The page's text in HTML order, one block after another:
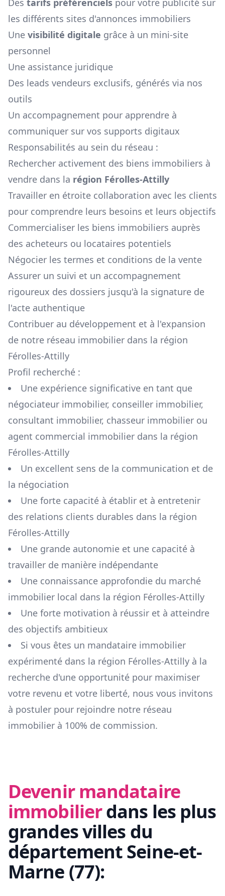
Des tarifs préférenciels pour votre publicité sur
les différents sites d'annonces immobiliers
Une visibilité digitale grâce à un mini-site
personnel
Une assistance juridique
Des leads vendeurs exclusifs, générés via nos
outils
Un accompagnement pour apprendre à
communiquer sur vos supports digitaux
Responsabilités au sein du réseau :
Rechercher activement des biens immobiliers à
vendre dans la région Férolles-Attilly
Travailler en étroite collaboration avec les clients
pour comprendre leurs besoins et leurs objectifs
Commercialiser les biens immobiliers auprès
des acheteurs ou locataires potentiels
Négocier les termes et conditions de la vente
Assurer un suivi et un accompagnement
rigoureux des dossiers jusqu'à la signature de
l'acte authentique
Contribuer au développement et à l'expansion
de notre réseau immobilier dans la région
Férolles-Attilly
Profil recherché :
Une expérience significative en tant que
négociateur immobilier, conseiller immobilier,
consultant immobilier, chasseur immobilier ou
agent commercial immobilier dans la région
Férolles-Attilly
Un excellent sens de la communication et de
la négociation
Une forte capacité à établir et à entretenir
des relations clients durables dans la région
Férolles-Attilly
Une grande autonomie et une capacité à
travailler de manière indépendante
Une connaissance approfondie du marché
immobilier local dans la région Férolles-Attilly
Une forte motivation à réussir et à atteindre
des objectifs ambitieux
Si vous êtes un mandataire immobilier
expérimenté dans la région Férolles-Attilly à la
recherche d'une opportunité pour maximiser
votre revenu et votre liberté, nous vous invitons
à postuler pour rejoindre notre réseau
immobilier à 100% de commission.
Devenir mandataire
immobilierdans les plus
grandes villes du
départementSeine-et-
Marne (77):